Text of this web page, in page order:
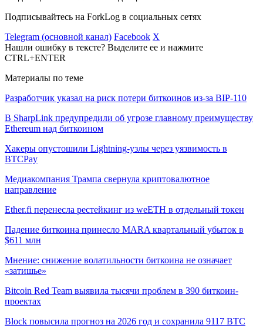
Подписывайтесь на ForkLog в социальных сетях
Telegram (основной канал) Facebook X
Нашли ошибку в тексте? Выделите ее и нажмите
CTRL+ENTER
Материалы по теме
Разработчик указал на риск потери биткоинов из-за BIP-110
В SharpLink предупредили об угрозе главному преимуществу
Ethereum над биткоином
Хакеры опустошили Lightning-узлы через уязвимость в
BTCPay
Медиакомпания Трампа свернула криптовалютное
направление
Ether.fi перенесла рестейкинг из weETH в отдельный токен
Падение биткоина принесло MARA квартальный убыток в
$611 млн
Мнение: снижение волатильности биткоина не означает
«затишье»
Bitcoin Red Team выявила тысячи проблем в 390 биткоин-
проектах
Block повысила прогноз на 2026 год и сохранила 9117 BTC